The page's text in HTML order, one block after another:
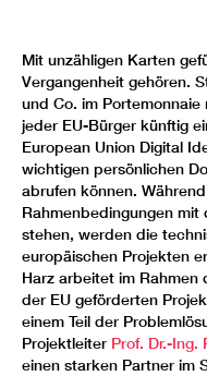
Mit unzähligen Karten
Vergangenheit gehören.
und Co. im
jeder EU-Bürger künftig
European Union Digital
wichtigen persönlichen
abrufen können.
Rahmenbedingungen mit
stehen, werden die
europäischen Projekten
Harz arbeitet im Rahmen
der EU geförderten
einem Teil der
Projektleiter Prof. Dr.-Ing.
einen starken Partner im